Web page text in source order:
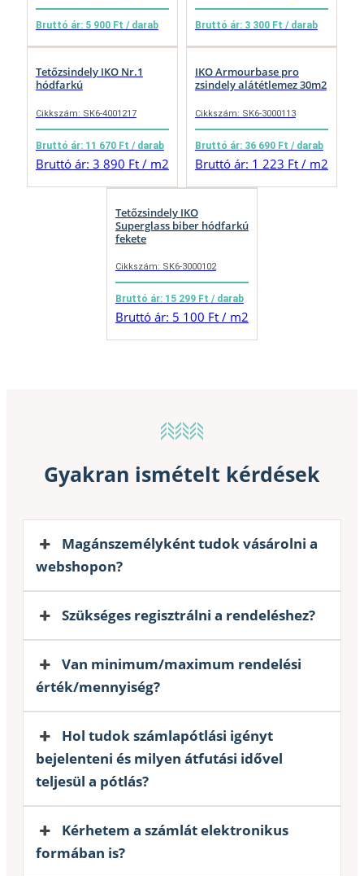
Bruttó ár: 5 900 Ft / darab Bruttó ár: 3 300 Ft / darab
Tetőzsindely IKO Nr.1
hódfarkú
Cikkszám: SK6-4001217
Bruttó ár: 11 670 Ft / darab
Bruttó ár: 3 890 Ft / m2
IKO Armourbase pro
zsindely alátétlemez 30m2
Cikkszám: SK6-3000113
Bruttó ár: 36 690 Ft / darab
Bruttó ár: 1 223 Ft / m2
Tetőzsindely IKO
Superglass biber hódfarkú
fekete
Cikkszám: SK6-3000102
Bruttó ár: 15 299 Ft / darab
Bruttó ár: 5 100 Ft / m2
Gyakran ismételt kérdések
Magánszemélyként tudok vásárolni a
webshopon?
Szükséges regisztrálni a rendeléshez?
Van minimum/maximum rendelési
érték/mennyiség?
Hol tudok számlapótlási igényt
bejelenteni és milyen átfutási idővel
teljesül a pótlás?
Kérhetem a számlát elektronikus
formában is?